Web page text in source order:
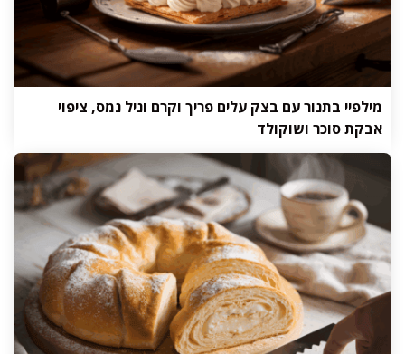
מילפיי בתנור עם בצק עלים פריך וקרם וניל נמס, ציפוי
אבקת סוכר ושוקולד